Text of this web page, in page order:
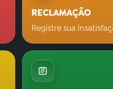
RECLAMAÇÃO
Registre sua